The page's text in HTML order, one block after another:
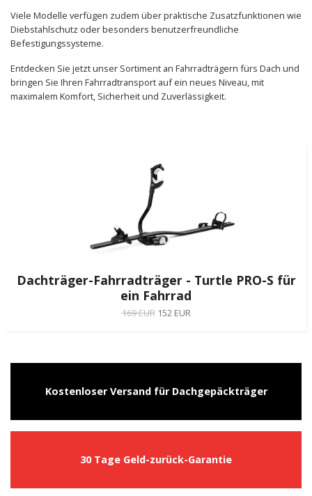
Viele Modelle verfügen zudem über praktische Zusatzfunktionen wie
Diebstahlschutz oder besonders benutzerfreundliche
Befestigungssysteme.
Entdecken Sie jetzt unser Sortiment an Fahrradträgern fürs Dach und
bringen Sie Ihren Fahrradtransport auf ein neues Niveau, mit
maximalem Komfort, Sicherheit und Zuverlässigkeit.
Dachträger-Fahrradträger - Turtle PRO-S für
ein Fahrrad
169 EUR 152 EUR
Kostenloser Versand für Dachgepäckträger
30 Tage Geld-zurück-Garantie